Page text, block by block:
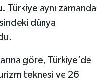
Türkiye aynı zamanda
dünya
göre, Türkiye’de
teknesi ve 26